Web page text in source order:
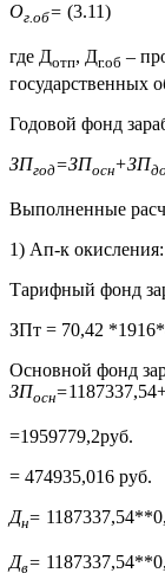
Ог.об= (3.11)
где Дотп, Дг.об –
государственных
Годовой фонд
ЗПгод=ЗПосн+ЗП
Выполненные
1) Ап-к окисления:
Тарифный фонд
ЗПт = 70,42
Основной фонд
ЗПосн=
=1959779,2руб.
= 474935,016 руб.
Дн=
Дв=